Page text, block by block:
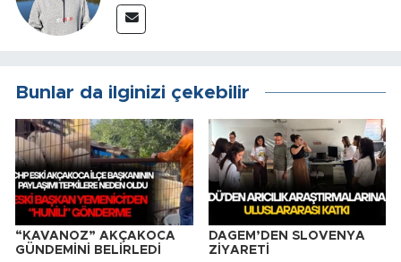
Bunlar da ilginizi çekebilir
“KAVANOZ” AKÇAKOCA
GÜNDEMİNİ BELİRLEDİ
DAGEM’DEN SLOVENYA
ZİYARETİ